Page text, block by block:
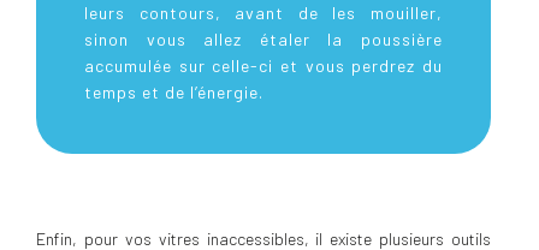
leurs contours, avant de les mouiller,
sinon vous allez étaler la poussière
accumulée sur celle-ci et vous perdrez du
temps et de l’énergie.
Enfin, pour vos vitres inaccessibles, il existe plusieurs outils